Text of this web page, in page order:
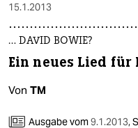
15.1.2013
… DAVID BOWIE?
Ein neues Lied für
Von TM
Ausgabe vom9.1.2013,